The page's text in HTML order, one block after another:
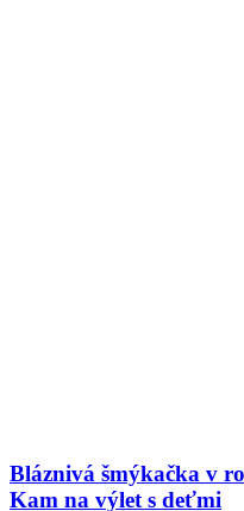
Bláznivá šmýkačka v
Kam na výlet s deťmi